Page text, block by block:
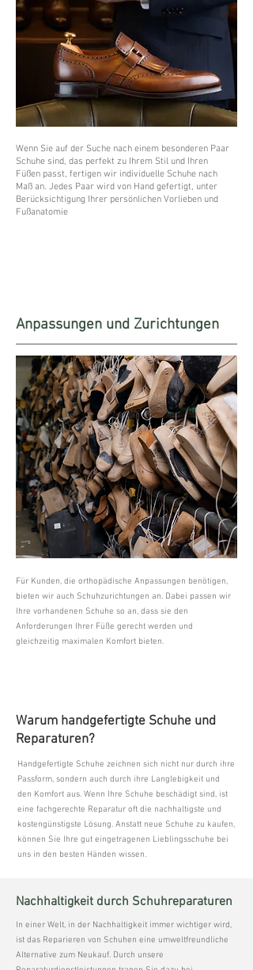
Wenn Sie auf der Suche nach einem besonderen Paar
Schuhe sind, das perfekt zu Ihrem Stil und Ihren
Füßen passt, fertigen wir individuelle Schuhe nach
Maß an. Jedes Paar wird von Hand gefertigt, unter
Berücksichtigung Ihrer persönlichen Vorlieben und
Fußanatomie​
Anpassungen und Zurichtungen
Für Kunden, die orthopädische Anpassungen benötigen,
bieten wir auch Schuhzurichtungen an. Dabei passen wir
Ihre vorhandenen Schuhe so an, dass sie den
Anforderungen Ihrer Füße gerecht werden und
gleichzeitig maximalen Komfort bieten.
Warum handgefertigte Schuhe und
Reparaturen?
Handgefertigte Schuhe zeichnen sich nicht nur durch ihre
Passform, sondern auch durch ihre Langlebigkeit und
den Komfort aus. Wenn Ihre Schuhe beschädigt sind, ist
eine fachgerechte Reparatur oft die nachhaltigste und
kostengünstigste Lösung. Anstatt neue Schuhe zu kaufen,
können Sie Ihre gut eingetragenen Lieblingsschuhe bei
uns in den besten Händen wissen.
Nachhaltigkeit durch Schuhreparaturen
In einer Welt, in der Nachhaltigkeit immer wichtiger wird,
ist das Reparieren von Schuhen eine umweltfreundliche
Alternative zum Neukauf. Durch unsere